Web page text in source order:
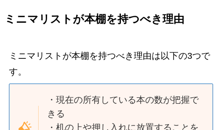
ミニマリストが本棚を持つべき理由
ミニマリストが本棚を持つべき理由は以下の3つで
す。
・現在の所有している本の数が把握で
きる
・机の上や押し入れに放置することを